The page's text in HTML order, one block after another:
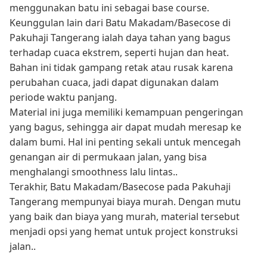
menggunakan batu ini sebagai base course.
Keunggulan lain dari Batu Makadam/Basecose di
Pakuhaji Tangerang ialah daya tahan yang bagus
terhadap cuaca ekstrem, seperti hujan dan heat.
Bahan ini tidak gampang retak atau rusak karena
perubahan cuaca, jadi dapat digunakan dalam
periode waktu panjang.
Material ini juga memiliki kemampuan pengeringan
yang bagus, sehingga air dapat mudah meresap ke
dalam bumi. Hal ini penting sekali untuk mencegah
genangan air di permukaan jalan, yang bisa
menghalangi smoothness lalu lintas..
Terakhir, Batu Makadam/Basecose pada Pakuhaji
Tangerang mempunyai biaya murah. Dengan mutu
yang baik dan biaya yang murah, material tersebut
menjadi opsi yang hemat untuk project konstruksi
jalan..